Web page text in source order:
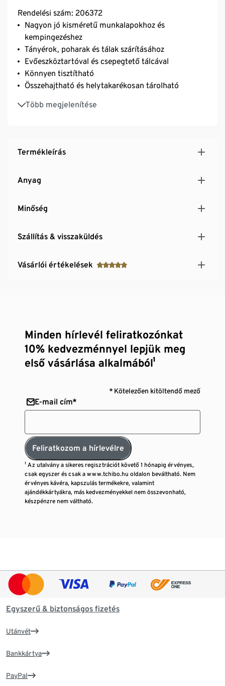
Rendelési szám: 206372
Nagyon jó kisméretű munkalapokhoz és
kempingezéshez
Tányérok, poharak és tálak szárításához
Evőeszköztartóval és csepegtető tálcával
Könnyen tisztítható
Összehajtható és helytakarékosan tárolható
Több megjelenítése
Hosszú élettartamú
Termékleírás
Anyag
Minőség
Szállítás & visszaküldés
Vásárlói értékelések
Minden hírlevél feliratkozónkat
10% kedvezménnyel lepjük meg
első vásárlása alkalmából¹
* Kötelezően kitöltendő mező
E-mail cím*
Feliratkozom a hírlevélre
¹ Az utalvány a sikeres regisztrációt követő 1 hónapig érvényes,
csak egyszer és csak a www.tchibo.hu oldalon beváltható. Nem
érvényes kávéra, kapszulás termékekre, valamint
ajándékkártyákra, más kedvezményekkel nem összevonható,
készpénzre nem váltható.
Egyszerű & biztonságos fizetés
Utánvét
Bankkártya
PayPal